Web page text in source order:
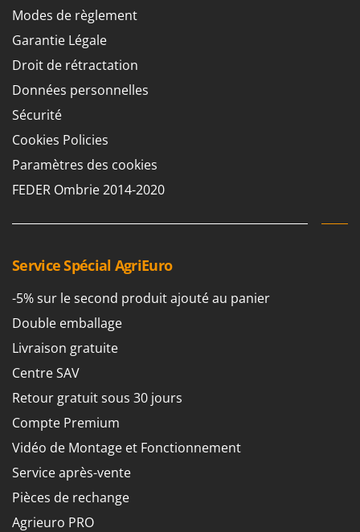
Modes de règlement
Garantie Légale
Droit de rétractation
Données personnelles
Sécurité
Cookies Policies
Paramètres des cookies
FEDER Ombrie 2014-2020
Service Spécial AgriEuro
-5% sur le second produit ajouté au panier
Double emballage
Livraison gratuite
Centre SAV
Retour gratuit sous 30 jours
Compte Premium
Vidéo de Montage et Fonctionnement
Service après-vente
Pièces de rechange
Agrieuro PRO